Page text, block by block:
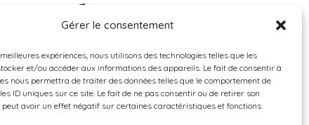
Gérer le consentement
expériences, nous utilisons des technologies telles que les
et/ou accéder aux informations des appareils. Le fait de consentir à
nous permettra de traiter des données telles que le comportement de
ID uniques sur ce site. Le fait de ne pas consentir ou de retirer son
peut avoir un effet négatif sur certaines caractéristiques et fonctions.
cocoarmille@orange;fr